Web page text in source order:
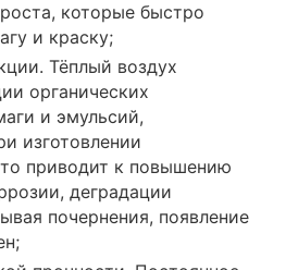
которые быстро
и краску;
Тёплый воздух
органических
и эмульсий,
изготовлении
приводит к повышению
деградации
почернения, появление